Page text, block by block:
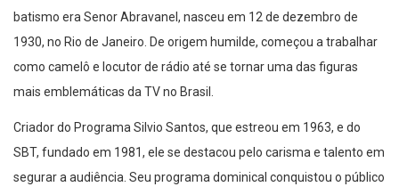
batismo era Senor Abravanel, nasceu em 12 de dezembro de
1930, no Rio de Janeiro. De origem humilde, começou a trabalhar
como camelô e locutor de rádio até se tornar uma das figuras
mais emblemáticas da TV no Brasil.
Criador do Programa Silvio Santos, que estreou em 1963, e do
SBT, fundado em 1981, ele se destacou pelo carisma e talento em
segurar a audiência. Seu programa dominical conquistou o público